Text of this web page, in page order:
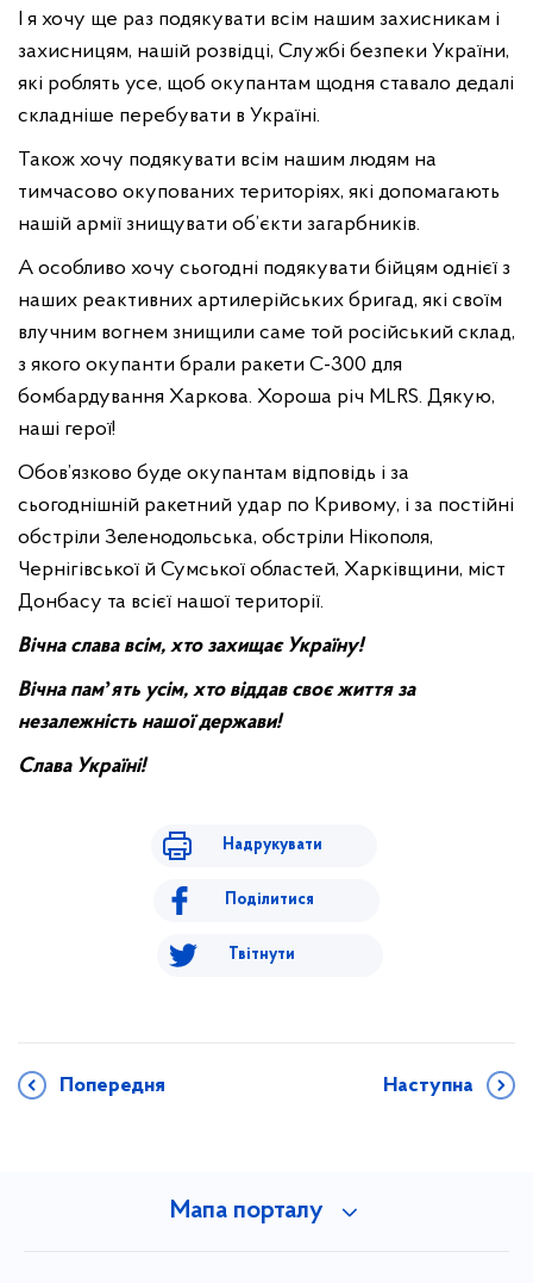
І я хочу ще раз подякувати всім нашим захисникам і
захисницям, нашій розвідці, Службі безпеки України,
які роблять усе, щоб окупантам щодня ставало дедалі
складніше перебувати в Україні.
Також хочу подякувати всім нашим людям на
тимчасово окупованих територіях, які допомагають
нашій армії знищувати об’єкти загарбників.
А особливо хочу сьогодні подякувати бійцям однієї з
наших реактивних артилерійських бригад, які своїм
влучним вогнем знищили саме той російський склад,
з якого окупанти брали ракети С-300 для
бомбардування Харкова. Хороша річ MLRS. Дякую,
наші герої!
Обов’язково буде окупантам відповідь і за
сьогоднішній ракетний удар по Кривому, і за постійні
обстріли Зеленодольська, обстріли Нікополя,
Чернігівської й Сумської областей, Харківщини, міст
Донбасу та всієї нашої території.
Вічна слава всім, хто захищає Україну!
Вічна памʼять усім, хто віддав своє життя за
незалежність нашої держави!
Слава Україні!
Надрукувати
Поділитися
Твітнути
Попередня Наступна
Мапа порталу